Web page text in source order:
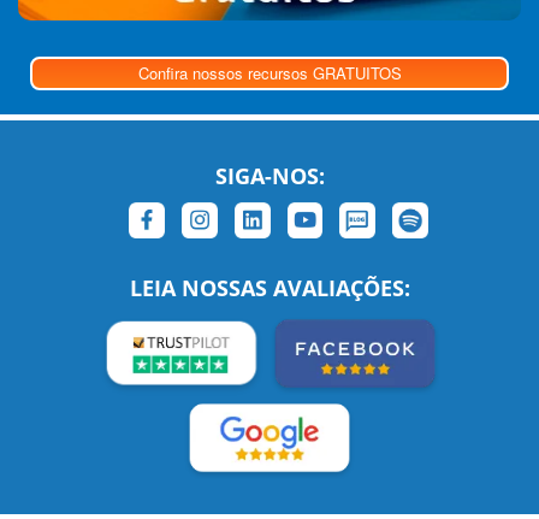
Confira nossos recursos GRATUITOS
SIGA-NOS:
LEIA NOSSAS AVALIAÇÕES: